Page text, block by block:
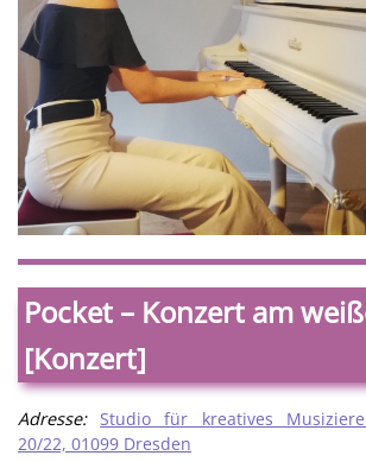
Pocket – Konzert am
[Konzert]
Adresse: Studio für kreatives
20/22, 01099 Dresden